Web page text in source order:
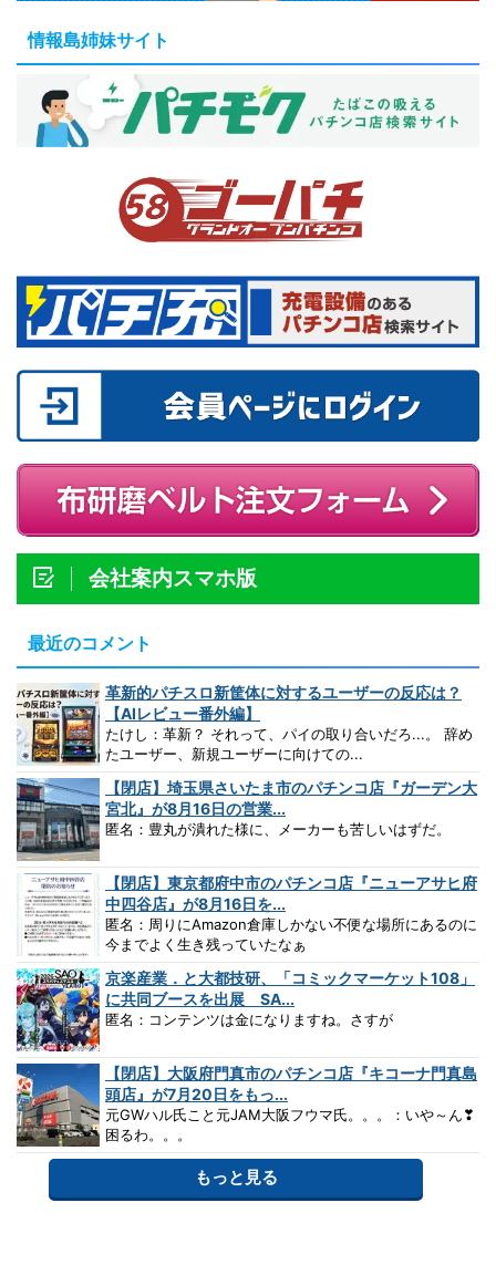
情報島姉妹サイト
会社案内スマホ版
最近のコメント
革新的パチスロ新筐体に対するユーザーの反応は？
【AIレビュー番外編】
たけし：革新？ それって、パイの取り合いだろ...。 辞め
たユーザー、新規ユーザーに向けての...
【閉店】埼玉県さいたま市のパチンコ店『ガーデン大
宮北』が8月16日の営業...
匿名：豊丸が潰れた様に、メーカーも苦しいはずだ。
【閉店】東京都府中市のパチンコ店『ニューアサヒ府
中四谷店』が8月16日を...
匿名：周りにAmazon倉庫しかない不便な場所にあるのに
今までよく生き残っていたなぁ
京楽産業．と大都技研、「コミックマーケット108」
に共同ブースを出展 SA...
匿名：コンテンツは金になりますね。さすが
【閉店】大阪府門真市のパチンコ店『キコーナ門真島
頭店』が7月20日をもっ...
元GWハル氏こと元JAM大阪フウマ氏。。。：いや～ん❣
困るわ。。。
もっと見る